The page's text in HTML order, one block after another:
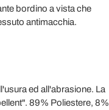
bordino a vista che
antimacchia.
ed all'abrasione. La
89% Poliestere, 8%